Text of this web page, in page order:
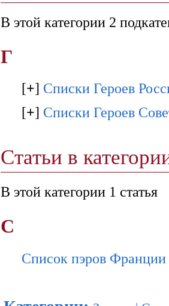
В этой категории 2
Г
[+] Списки Героев
[+] Списки Героев
Статьи в
В этой категории 1 статья
С
Список пэров Франции